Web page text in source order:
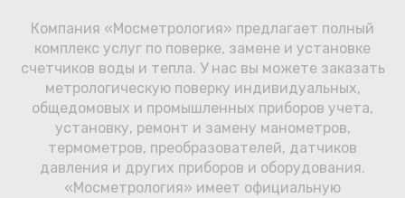
Районы
Аршин
Вопрос-ответ
Сотрудничество
Компания «Мосметрология» предлагает полный
комплекс услуг по поверке, замене и установке
счетчиков воды и тепла. У нас вы можете заказать
метрологическую поверку индивидуальных,
общедомовых и промышленных приборов учета,
установку, ремонт и замену манометров,
термометров, преобразователей, датчиков
давления и других приборов и оборудования.
«Мосметрология» имеет официальную